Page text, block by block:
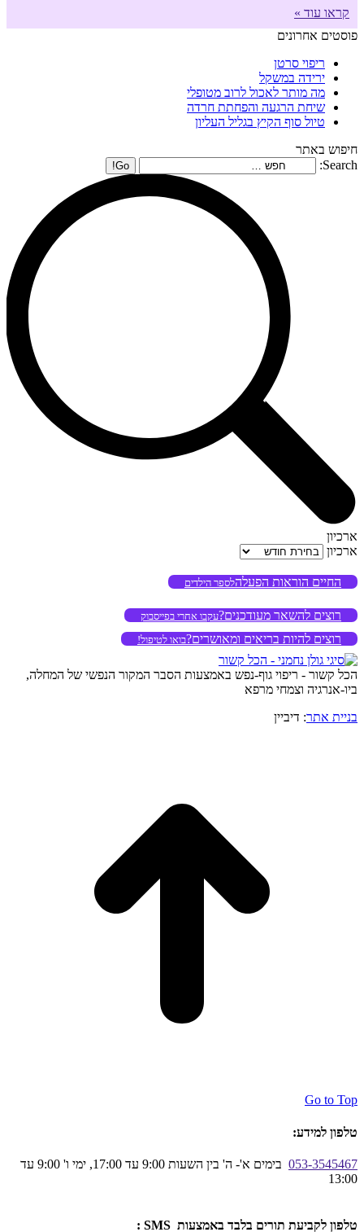
קראו עוד »
פוסטים אחרונים
ריפוי סרטן
ירידה במשקל
מה מותר לאכול לרוב מטופלי
שיחת הרגעה והפחתת חרדה
טיול סוף הקיץ בגליל העליון
חיפוש באתר
Search:
ארכיון
ארכיון
החיים הוראות הפעלהלספר הילדים
רוצים להשאר מעודכנים?עקבו אחרי בפייסבוק
רוצים להיות בריאים ומאושרים?בואו לטיפול!
הכל קשור - ריפוי גוף-נפש באמצעות הסבר המקור הנפשי של המחלה,
ביו-אנרגיה וצמחי מרפא
בניית אתר: דיביין
Go to Top
טלפון למידע:
053-3545467
בימים א'- ה' בין השעות 9:00 עד 17:00, ימי ו' 9:00 עד
13:00
טלפון לקביעת תורים בלבד באמצעות SMS :